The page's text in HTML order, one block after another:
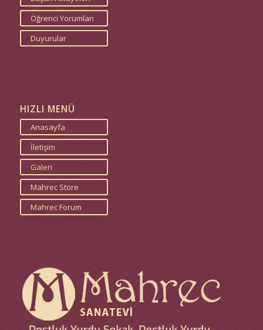
Öğrenci Yorumları
Duyurular
HIZLI MENÜ
Anasayfa
İletişim
Galeri
Mahrec Store
Mahrec Forum